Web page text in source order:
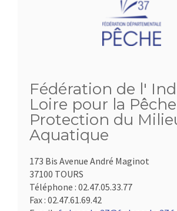
Fédération de l'
Loire pour la
Protection du
Aquatique
173 Bis Avenue André Maginot
37100 TOURS
Téléphone : 02.47.05.33.77
Fax : 02.47.61.69.42